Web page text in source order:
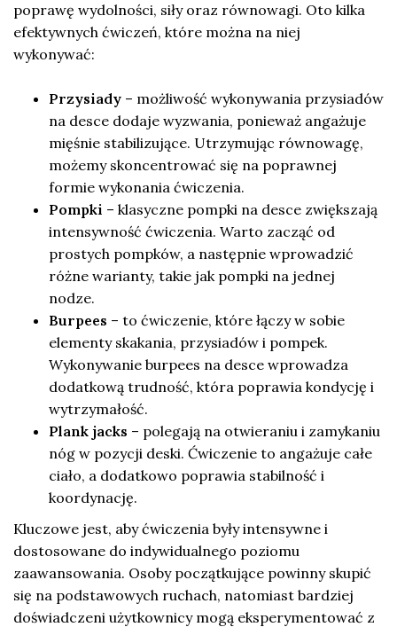
poprawę wydolności, siły oraz równowagi. Oto kilka
efektywnych ćwiczeń, które można na niej
wykonywać:
Przysiady – możliwość wykonywania przysiadów
na desce dodaje wyzwania, ponieważ angażuje
mięśnie stabilizujące. Utrzymując równowagę,
możemy skoncentrować się na poprawnej
formie wykonania ćwiczenia.
Pompki – klasyczne pompki na desce zwiększają
intensywność ćwiczenia. Warto zacząć od
prostych pompków, a następnie wprowadzić
różne warianty, takie jak pompki na jednej
nodze.
Burpees – to ćwiczenie, które łączy w sobie
elementy skakania, przysiadów i pompek.
Wykonywanie burpees na desce wprowadza
dodatkową trudność, która poprawia kondycję i
wytrzymałość.
Plank jacks – polegają na otwieraniu i zamykaniu
nóg w pozycji deski. Ćwiczenie to angażuje całe
ciało, a dodatkowo poprawia stabilność i
koordynację.
Kluczowe jest, aby ćwiczenia były intensywne i
dostosowane do indywidualnego poziomu
zaawansowania. Osoby początkujące powinny skupić
się na podstawowych ruchach, natomiast bardziej
doświadczeni użytkownicy mogą eksperymentować z